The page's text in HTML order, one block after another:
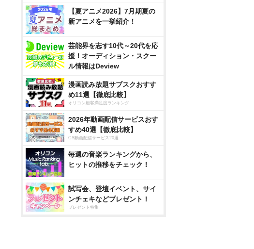
【夏アニメ2026】7月期夏の
新アニメを一挙紹介！
芸能界を志す10代～20代を応
援！オーディション・スクー
ル情報はDeview
漫画読み放題サブスクおすす
め11選【徹底比較】
オリコン顧客満足度ランキング
2026年動画配信サービスおす
すめ40選【徹底比較】
CS動画配信サービス20選
毎週の音楽ランキングから、
ヒットの推移をチェック！
試写会、登壇イベント、サイ
ンチェキなどプレゼント！
プレゼント特集